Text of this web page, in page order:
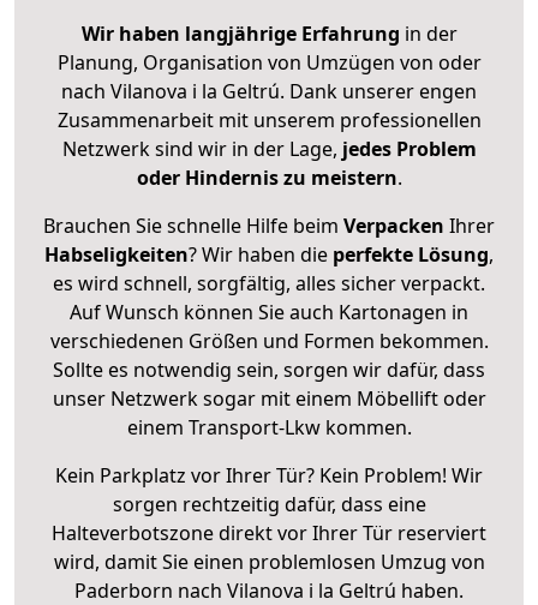
Wir haben langjährige Erfahrung in der
Planung, Organisation von Umzügen von oder
nach Vilanova i la Geltrú. Dank unserer engen
Zusammenarbeit mit unserem professionellen
Netzwerk sind wir in der Lage, jedes Problem
oder Hindernis zu meistern.
Brauchen Sie schnelle Hilfe beim Verpacken Ihrer
Habseligkeiten? Wir haben die perfekte Lösung,
es wird schnell, sorgfältig, alles sicher verpackt.
Auf Wunsch können Sie auch Kartonagen in
verschiedenen Größen und Formen bekommen.
Sollte es notwendig sein, sorgen wir dafür, dass
unser Netzwerk sogar mit einem Möbellift oder
einem Transport-Lkw kommen.
Kein Parkplatz vor Ihrer Tür? Kein Problem! Wir
sorgen rechtzeitig dafür, dass eine
Halteverbotszone direkt vor Ihrer Tür reserviert
wird, damit Sie einen problemlosen Umzug von
Paderborn nach Vilanova i la Geltrú haben.